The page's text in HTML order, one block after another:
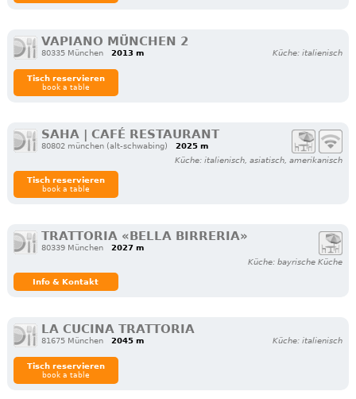
VAPIANO MÜNCHEN 2
80335 München 2013 m Küche: italienisch
Tisch reservieren
book a table
SAHA | CAFÉ RESTAURANT
80802 münchen (alt-schwabing)
2025 m
Küche: italienisch, asiatisch, amerikanisch
Tisch reservieren
book a table
TRATTORIA «BELLA BIRRERIA»
80339 München
2027 m
Küche: bayrische Küche
Info & Kontakt
LA CUCINA TRATTORIA
81675 München 2045 m Küche: italienisch
Tisch reservieren
book a table